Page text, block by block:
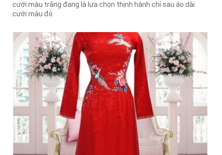
cưới màu trắng đang là lựa chọn thịnh hành chỉ sau áo dài
cưới màu đỏ.